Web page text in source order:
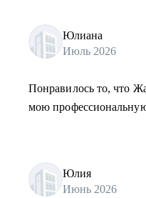
Юлиана
Июль 2026
Понравилось то, что
мою профессиональную
Юлия
Июнь 2026